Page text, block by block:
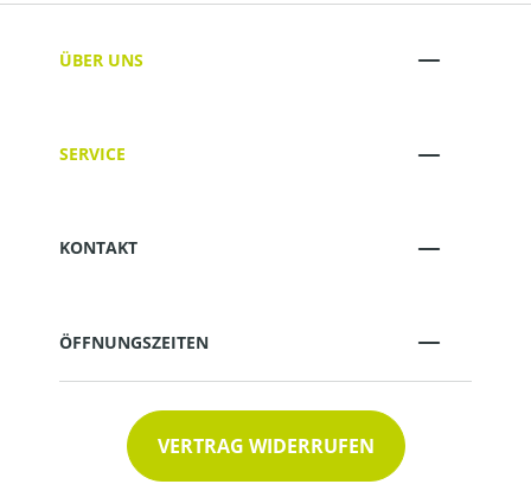
ÜBER UNS
SERVICE
KONTAKT
ÖFFNUNGSZEITEN
VERTRAG WIDERRUFEN